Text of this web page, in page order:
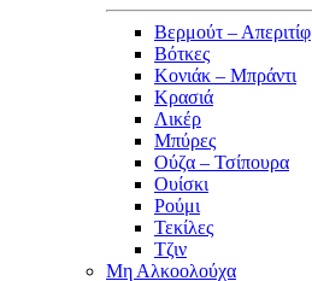
Βερμούτ – Απεριτίφ
Βότκες
Κονιάκ – Μπράντι
Κρασιά
Λικέρ
Μπύρες
Ούζα – Τσίπουρα
Ουίσκι
Ρούμι
Τεκίλες
Τζιν
Μη Αλκοολούχα